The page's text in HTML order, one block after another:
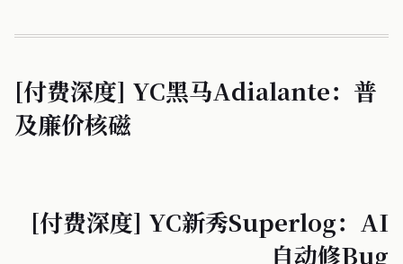
[付费深度] YC黑马Adialante：普
及廉价核磁
[付费深度] YC新秀Superlog：AI
自动修Bug